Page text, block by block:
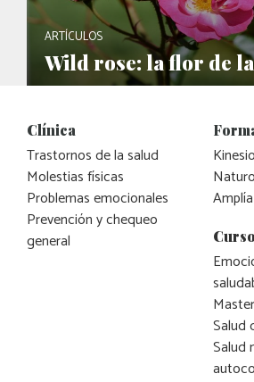
ARTÍCULOS
Wild rose: la flor de
Clínica
Trastornos de la salud
Molestias físicas
Problemas emocionales
Prevención y chequeo
general
Salud
Salud